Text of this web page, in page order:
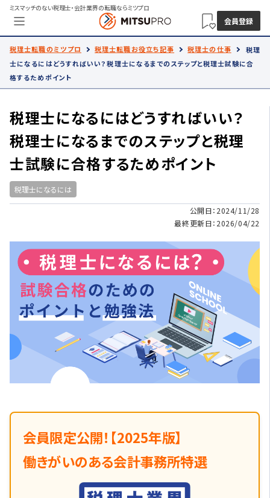
ミスマッチのない税理士・会計業界の転職ならミツプロ
会員登録
税理士転職のミツプロ 税理士転職お役立ち記事 税理士の仕事
税理
士になるにはどうすればいい？税理士になるまでのステップと税理士試験に合
格するためポイント
税理士になるにはどうすればいい？
税理士になるまでのステップと税理
士試験に合格するためポイント
税理士になるには
公開日：2024/11/28
最終更新日：2026/04/22
会員限定公開！【2025年版】
働きがいのある会計事務所特選